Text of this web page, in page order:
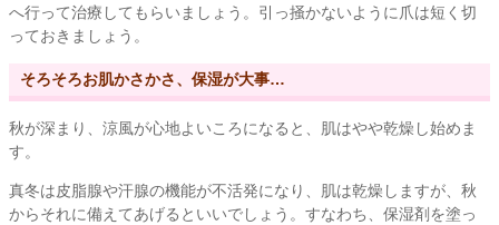
へ行って治療してもらいましょう。引っ掻かないように爪は短く切
っておきましょう。
そろそろお肌かさかさ、保湿が大事…
秋が深まり、涼風が心地よいころになると、肌はやや乾燥し始めま
す。
真冬は皮脂腺や汗腺の機能が不活発になり、肌は乾燥しますが、秋
からそれに備えてあげるといいでしょう。すなわち、保湿剤を塗っ